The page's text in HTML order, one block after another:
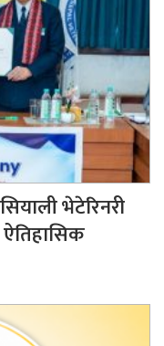
भेटेरिनरी